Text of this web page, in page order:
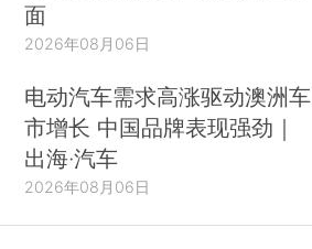
面
2026年08月06日
电动汽车需求高涨驱动澳洲车
市增长 中国品牌表现强劲｜
出海·汽车
2026年08月06日